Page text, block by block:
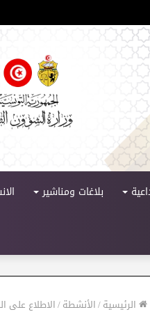
بلاغات ومناشير
الرئيسية/الأنشطة/الاطلاع على